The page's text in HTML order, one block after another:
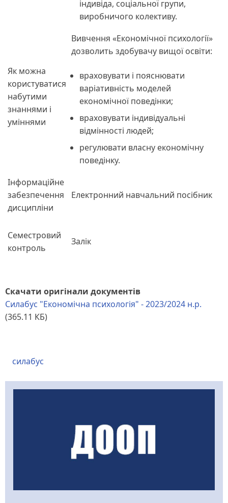
індивіда, соціальної групи,
виробничого колективу.
Як можна
користуватися
набутими
знаннями і
уміннями
Вивчення «Економічної психології»
дозволить здобувачу вищої освіти:
враховувати і пояснювати
варіативність моделей
економічної поведінки;
враховувати індивідуальні
відмінності людей;
регулювати власну економічну
поведінку.
Інформаційне
забезпечення
дисципліни
Електронний навчальний посібник
Семестровий
контроль
Залік
Скачати оригінали документів
Силабус "Економічна психологія" - 2023/2024 н.р.
(365.11 КБ)
силабус